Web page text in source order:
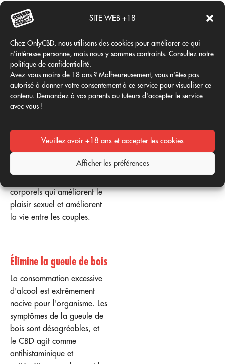
SITE WEB +18
Chez OnlyCBD, nous utilisons des cookies pour améliorer ce qui
n'intéresse personne, mais nous y sommes contraints. Consultez notre
politique de confidentialité.
Avez-vous moins de 18 ans ? Malheureusement, vous n'êtes pas
autorisé à donner votre consentement à ce service pour visualiser ce
contenu. Demandez à vos parents ou tuteurs d'accepter le service
avec vous !
Veuillez avoir +18 ans et accepter les cookies
Afficher les préférences
hautement bénéfiques sur la
sexualité humaine grâce à
son activation de capteurs
qui renforcent la sensation
de plaisir.
Dysfonction érectile
Il aide à détoxifier
l'organisme, en éliminant les
dioxines liées aux
dysfonctionnements et en
corporels qui améliorent le
plaisir sexuel et améliorent
la vie entre les couples.
Élimine la gueule de bois
La consommation excessive
d'alcool est extrêmement
nocive pour l'organisme. Les
symptômes de la gueule de
bois sont désagréables, et
le CBD agit comme
antihistaminique et